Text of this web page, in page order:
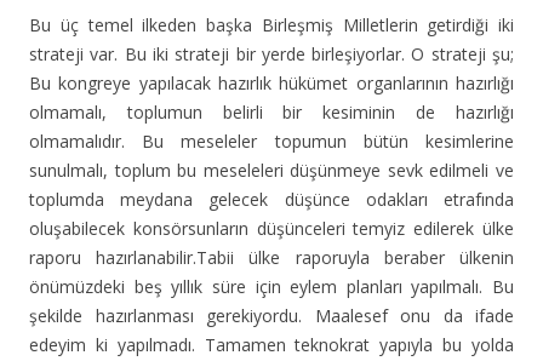
Bu üç temel ilkeden başka Birleşmiş Milletlerin getirdiği iki
strateji var. Bu iki strateji bir yerde birleşiyorlar. O strateji şu;
Bu kongreye yapılacak hazırlık hükümet organlarının hazırlığı
olmamalı, toplumun belirli bir kesiminin de hazırlığı
olmamalıdır. Bu meseleler topumun bütün kesimlerine
sunulmalı, toplum bu meseleleri düşünmeye sevk edilmeli ve
toplumda meydana gelecek düşünce odakları etrafında
oluşabilecek konsörsunların düşünceleri temyiz edilerek ülke
raporu hazırlanabilir.Tabii ülke raporuyla beraber ülkenin
önümüzdeki beş yıllık süre için eylem planları yapılmalı. Bu
şekilde hazırlanması gerekiyordu. Maalesef onu da ifade
edeyim ki yapılmadı. Tamamen teknokrat yapıyla bu yolda